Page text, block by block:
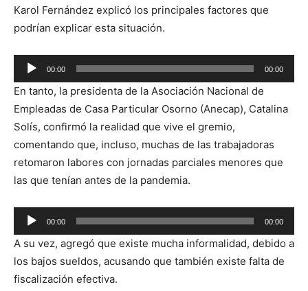
Karol Fernández explicó los principales factores que
podrían explicar esta situación.
Reproductor
de
audio
00:00 00:00
En tanto, la presidenta de la Asociación Nacional de
Empleadas de Casa Particular Osorno (Anecap), Catalina
Solís, confirmó la realidad que vive el gremio,
comentando que, incluso, muchas de las trabajadoras
retomaron labores con jornadas parciales menores que
las que tenían antes de la pandemia.
Reproductor
de
audio
00:00 00:00
A su vez, agregó que existe mucha informalidad, debido a
los bajos sueldos, acusando que también existe falta de
fiscalización efectiva.